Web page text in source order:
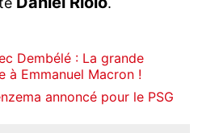
Dembélé : La grande
à Emmanuel Macron !
annoncé pour le PSG